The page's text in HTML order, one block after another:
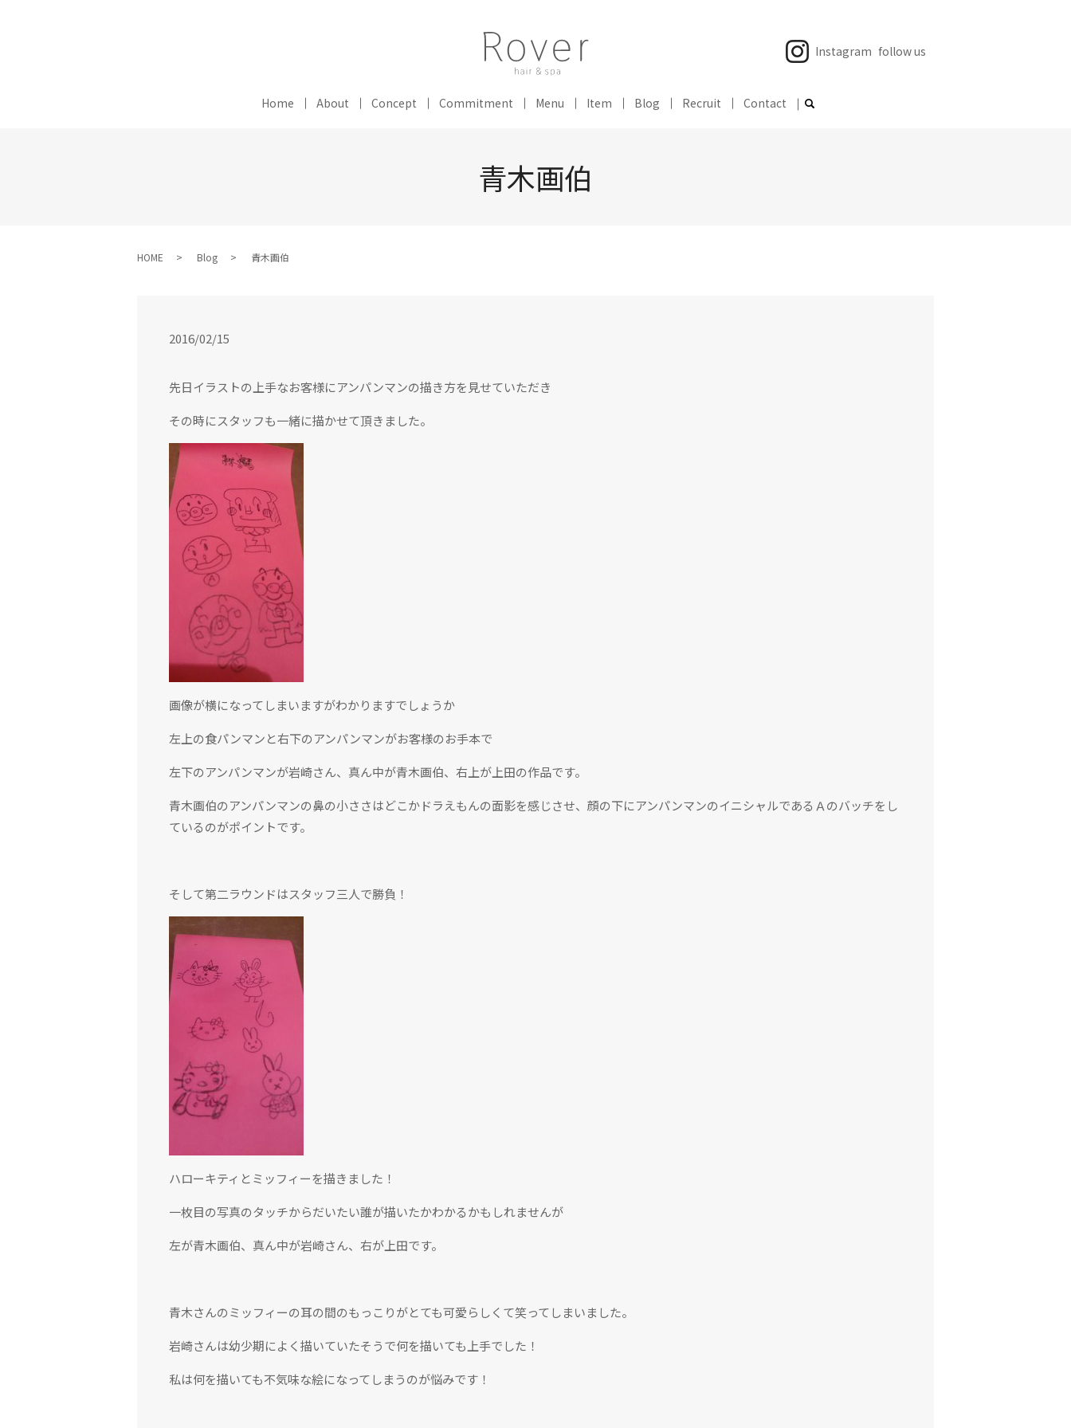
Home About Concept Commitment Menu Item Blog Recruit Contact
Instagram follow us
青木画伯
HOME Blog 青木画伯
2016/02/15
先日イラストの上手なお客様にアンパンマンの描き方を見せていただき
その時にスタッフも一緒に描かせて頂きました。
画像が横になってしまいますがわかりますでしょうか
左上の食パンマンと右下のアンパンマンがお客様のお手本で
左下のアンパンマンが岩崎さん、真ん中が青木画伯、右上が上田の作品です。
青木画伯のアンパンマンの鼻の小ささはどこかドラえもんの面影を感じさせ、顔の下にアンパンマンのイニシャルであるＡのバッチをし
ているのがポイントです。
そして第二ラウンドはスタッフ三人で勝負！
ハローキティとミッフィーを描きました！
一枚目の写真のタッチからだいたい誰が描いたかわかるかもしれませんが
左が青木画伯、真ん中が岩崎さん、右が上田です。
青木さんのミッフィーの耳の間のもっこりがとても可愛らしくて笑ってしまいました。
岩崎さんは幼少期によく描いていたそうで何を描いても上手でした！
私は何を描いても不気味な絵になってしまうのが悩みです！